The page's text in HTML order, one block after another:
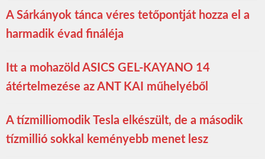
A Sárkányok tánca véres tetőpontját hozza el a
harmadik évad fináléja
Itt a mohazöld ASICS GEL-KAYANO 14
átértelmezése az ANT KAI műhelyéből
A tízmilliomodik Tesla elkészült, de a második
tízmillió sokkal keményebb menet lesz